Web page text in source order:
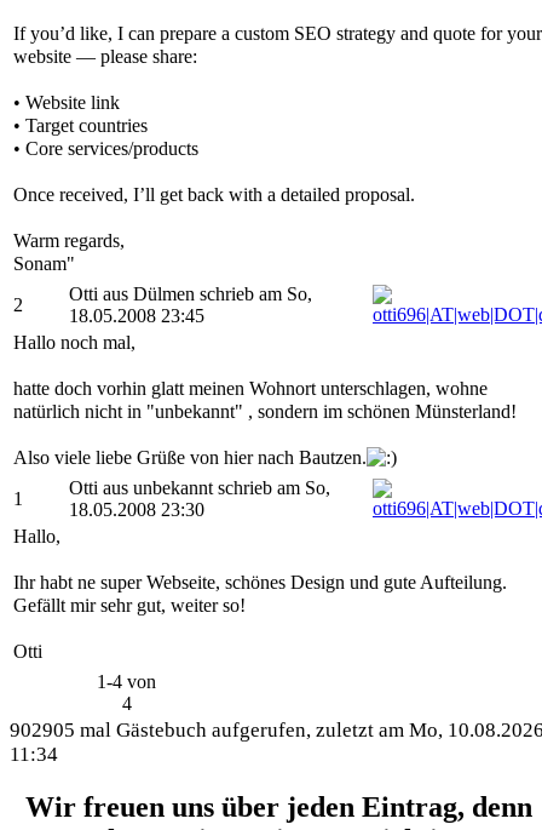
If you’d like, I can prepare a custom SEO strategy and quote for your
website — please share:
• Website link
• Target countries
• Core services/products
Once received, I’ll get back with a detailed proposal.
Warm regards,
Sonam"
2
Otti aus Dülmen schrieb am So,
18.05.2008 23:45
Hallo noch mal,
hatte doch vorhin glatt meinen Wohnort unterschlagen, wohne
natürlich nicht in "unbekannt" , sondern im schönen Münsterland!
Also viele liebe Grüße von hier nach Bautzen.
1
Otti aus unbekannt schrieb am So,
18.05.2008 23:30
Hallo,
Ihr habt ne super Webseite, schönes Design und gute Aufteilung.
Gefällt mir sehr gut, weiter so!
Otti
1-4 von
4
902905 mal Gästebuch aufgerufen, zuletzt am Mo,
11:34
Wir freuen uns über jeden Eintrag, denn